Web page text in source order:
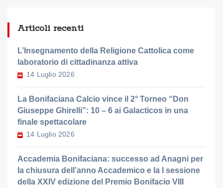
Articoli recenti
L’Insegnamento della Religione Cattolica come
laboratorio di cittadinanza attiva
14 Luglio 2026
La Bonifaciana Calcio vince il 2° Torneo “Don
Giuseppe Ghirelli”: 10 – 6 ai Galacticos in una
finale spettacolare
14 Luglio 2026
Accademia Bonifaciana: successo ad Anagni per
la chiusura dell’anno Accademico e la I sessione
della XXIV edizione del Premio Bonifacio VIII